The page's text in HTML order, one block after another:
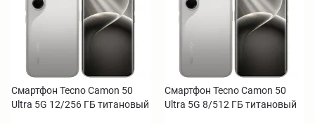
Смартфон Tecno Camon 50
Ultra 5G 12/256 ГБ титановый
Смартфон Tecno Camon 50
Ultra 5G 8/512 ГБ титановый